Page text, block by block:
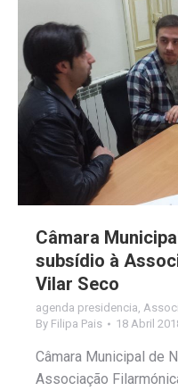
Câmara
subsídio à
Vilar Seco
agenda presidencia
By Filipa Pais 18 Abril
Câmara Municipal de
Associação